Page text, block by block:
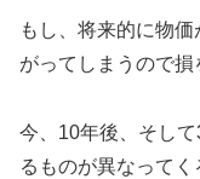
もし、将来的に物
がってしまうので損
今、10年後、そし
るものが異なってく